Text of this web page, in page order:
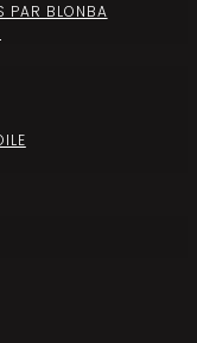
PAR BLONBA